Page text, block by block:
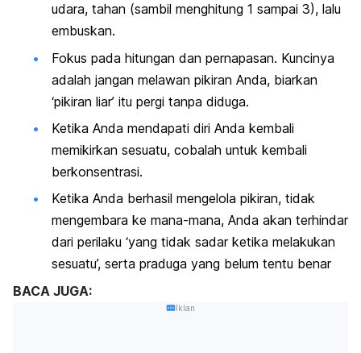
udara, tahan (sambil menghitung 1 sampai 3), lalu
embuskan.
Fokus pada hitungan dan pernapasan. Kuncinya
adalah jangan melawan pikiran Anda, biarkan
‘pikiran liar’ itu pergi tanpa diduga.
Ketika Anda mendapati diri Anda kembali
memikirkan sesuatu, cobalah untuk kembali
berkonsentrasi.
Ketika Anda berhasil mengelola pikiran, tidak
mengembara ke mana-mana, Anda akan terhindar
dari perilaku ‘yang tidak sadar ketika melakukan
sesuatu’, serta praduga yang belum tentu benar
BACA JUGA:
Iklan